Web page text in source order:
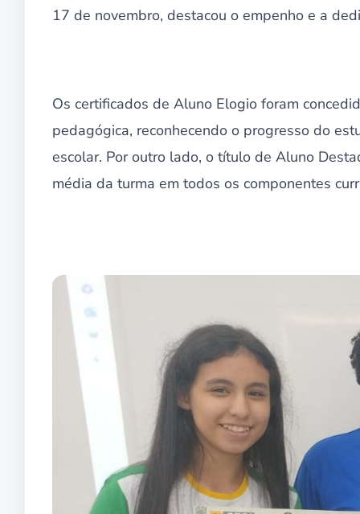
17 de novembro, destacou o empenho e a
Os certificados de Aluno Elogio foram
pedagógica, reconhecendo o progresso do
escolar. Por outro lado, o título de Aluno
média da turma em todos os componentes